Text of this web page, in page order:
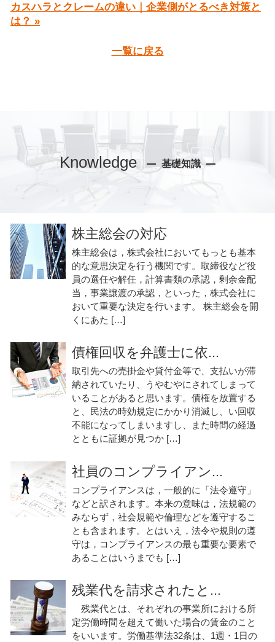
カスハラとクレームの違い｜企業側がとるべき対策と
は？ »
一覧に戻る
Knowledge 基礎知識
株主総会の対応
株主総会は，株式会社においてもっとも基本
的な意思決定を行う機関です。取締役など役
員の選任や解任，計算書類の承認，剰余金配
当，事業譲渡の承認，といった，株式会社に
おいて重要な決定を行います。 株主総会を開
くにあた […]
債権回収を弁護士に依...
取引先への売掛金や貸付金等で、支払いが滞
納されていたり、うやむやにされてしまって
いることがあると思います。債権を放置する
と、民法の時効規定にかかり消滅し、い回収
不能になってしまいますし、また時間の経過
とともに証拠が見つか […]
社員のコンプライアン...
コンプライアンスは，一般的に「法令遵守」
などと訳されます。本来の意味は，法規範の
みならず，社会規範や倫理などを遵守するこ
とも含まれます。とはいえ，法令や規則の遵
守は，コンプライアンスの最も重要な要素で
あることはいうまでも […]
残業代を請求されたと...
残業代とは、それぞれの事業所における所
定労働時間を超えて働いた場合の賃金のこと
をいいます。労働基準法32条は、1週・1日の